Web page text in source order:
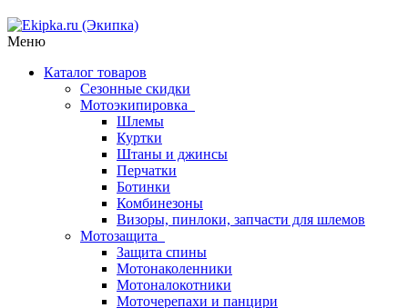
Меню
Каталог товаров
Сезонные скидки
Мотоэкипировка
Шлемы
Куртки
Штаны и джинсы
Перчатки
Ботинки
Комбинезоны
Визоры, пинлоки, запчасти для шлемов
Мотозащита
Защита спины
Мотонаколенники
Мотоналокотники
Моточерепахи и панцири